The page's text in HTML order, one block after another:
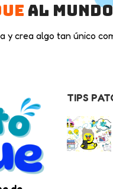
al
y crea algo tan único
TIPS